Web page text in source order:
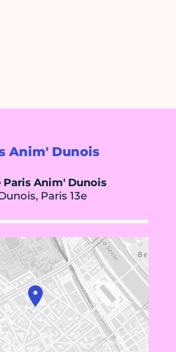
Anim' Dunois
Paris Anim' Dunois
Paris 13e